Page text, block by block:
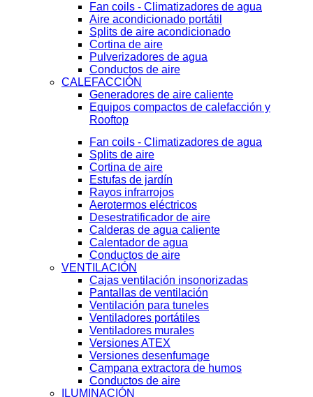
Fan coils - Climatizadores de agua
Aire acondicionado portátil
Splits de aire acondicionado
Cortina de aire
Pulverizadores de agua
Conductos de aire
CALEFACCIÓN
Generadores de aire caliente
Equipos compactos de calefacción y
Rooftop
Fan coils - Climatizadores de agua
Splits de aire
Cortina de aire
Estufas de jardín
Rayos infrarrojos
Aerotermos eléctricos
Desestratificador de aire
Calderas de agua caliente
Calentador de agua
Conductos de aire
VENTILACIÓN
Cajas ventilación insonorizadas
Pantallas de ventilación
Ventilación para tuneles
Ventiladores portátiles
Ventiladores murales
Versiones ATEX
Versiones desenfumage
Campana extractora de humos
Conductos de aire
ILUMINACIÓN